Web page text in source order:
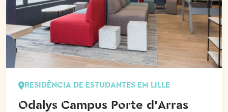
RESIDÊNCIA DE ESTUDANTES EM LILLE
Odalys Campus Porte d'Arras